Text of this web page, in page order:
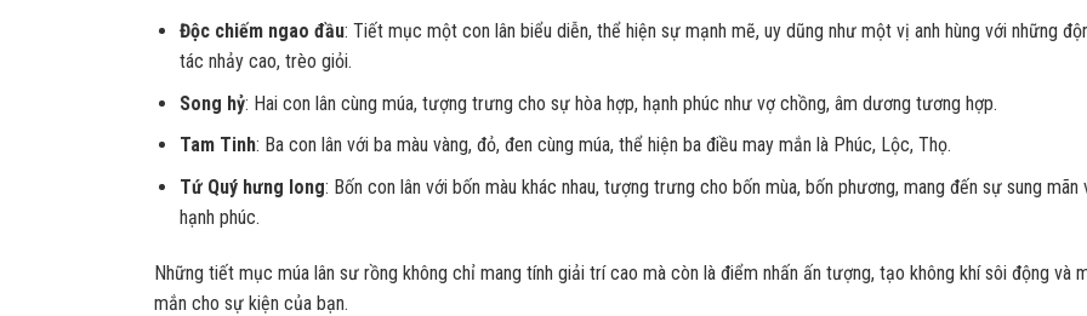
Độc chiếm ngao đầu: Tiết mục một con lân biểu diễn, thể hiện sự mạnh mẽ, uy dũng như một vị anh hùng với những
tác nhảy cao, trèo giỏi.
Song hỷ: Hai con lân cùng múa, tượng trưng cho sự hòa hợp, hạnh phúc như vợ chồng, âm dương tương hợp.
Tam Tinh: Ba con lân với ba màu vàng, đỏ, đen cùng múa, thể hiện ba điều may mắn là Phúc, Lộc, Thọ.
Tứ Quý hưng long: Bốn con lân với bốn màu khác nhau, tượng trưng cho bốn mùa, bốn phương, mang đến sự sung mãn
hạnh phúc.
Những tiết mục múa lân sư rồng không chỉ mang tính giải trí cao mà còn là điểm nhấn ấn tượng, tạo không khí sôi động và
mắn cho sự kiện của bạn.